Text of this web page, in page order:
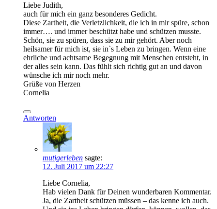
Liebe Judith,
auch für mich ein ganz besonderes Gedicht.
Diese Zartheit, die Verletzlichkeit, die ich in mir spüre, schon
immer…. und immer beschützt habe und schützen musste.
Schön, sie zu spüren, dass sie zu mir gehört. Aber noch
heilsamer für mich ist, sie in`s Leben zu bringen. Wenn eine
ehrliche und achtsame Begegnung mit Menschen entsteht, in
der alles sein kann. Das fühlt sich richtig gut an und davon
wünsche ich mir noch mehr.
Grüße von Herzen
Cornelia
Antworten
mutigerleben sagte:
12. Juli 2017 um 22:27
Liebe Cornelia,
Hab vielen Dank für Deinen wunderbaren Kommentar.
Ja, die Zartheit schützen müssen – das kenne ich auch.